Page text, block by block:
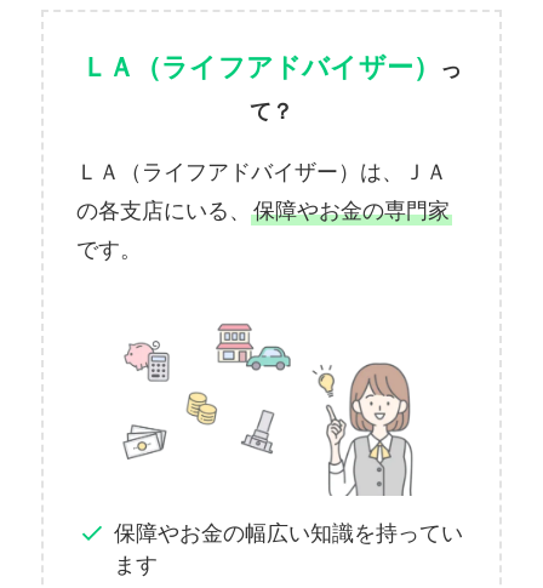
ＬＡ（ライフアドバイザー）
っ
て？
ＬＡ（ライフアドバイザー）は、ＪＡ
の各支店にいる、 保障やお金の専門家
です。
保障やお金の幅広い知識を持ってい
ます